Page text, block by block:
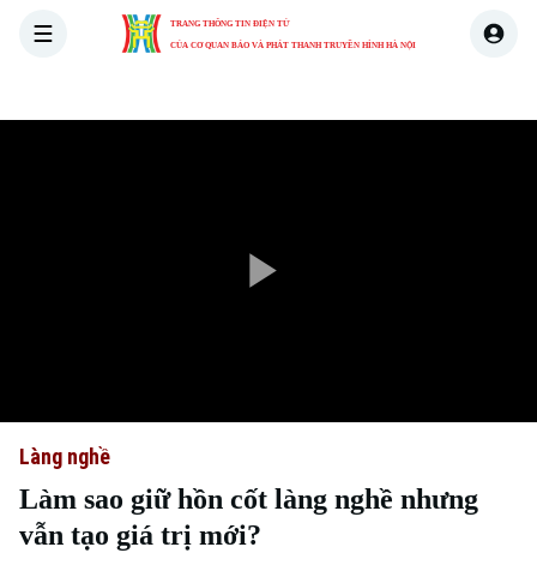
TRANG THÔNG TIN ĐIỆN TỬ
CỦA CƠ QUAN BÁO VÀ PHÁT THANH TRUYỀN HÌNH HÀ NỘI
Làng nghề
Làm sao giữ hồn cốt làng nghề nhưng
vẫn tạo giá trị mới?